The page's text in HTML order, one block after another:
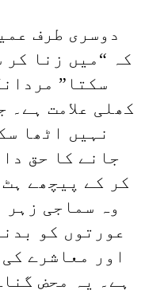
دوسری طرف
کہ “میں زنا کر
سکتا”
کھلی علامت
نہیں اٹھا
جانے کا حق
کر کے پیچھے
وہ سماجی زہر
عورتوں کو
اور معاشرے کی
ہے۔ یہ محض